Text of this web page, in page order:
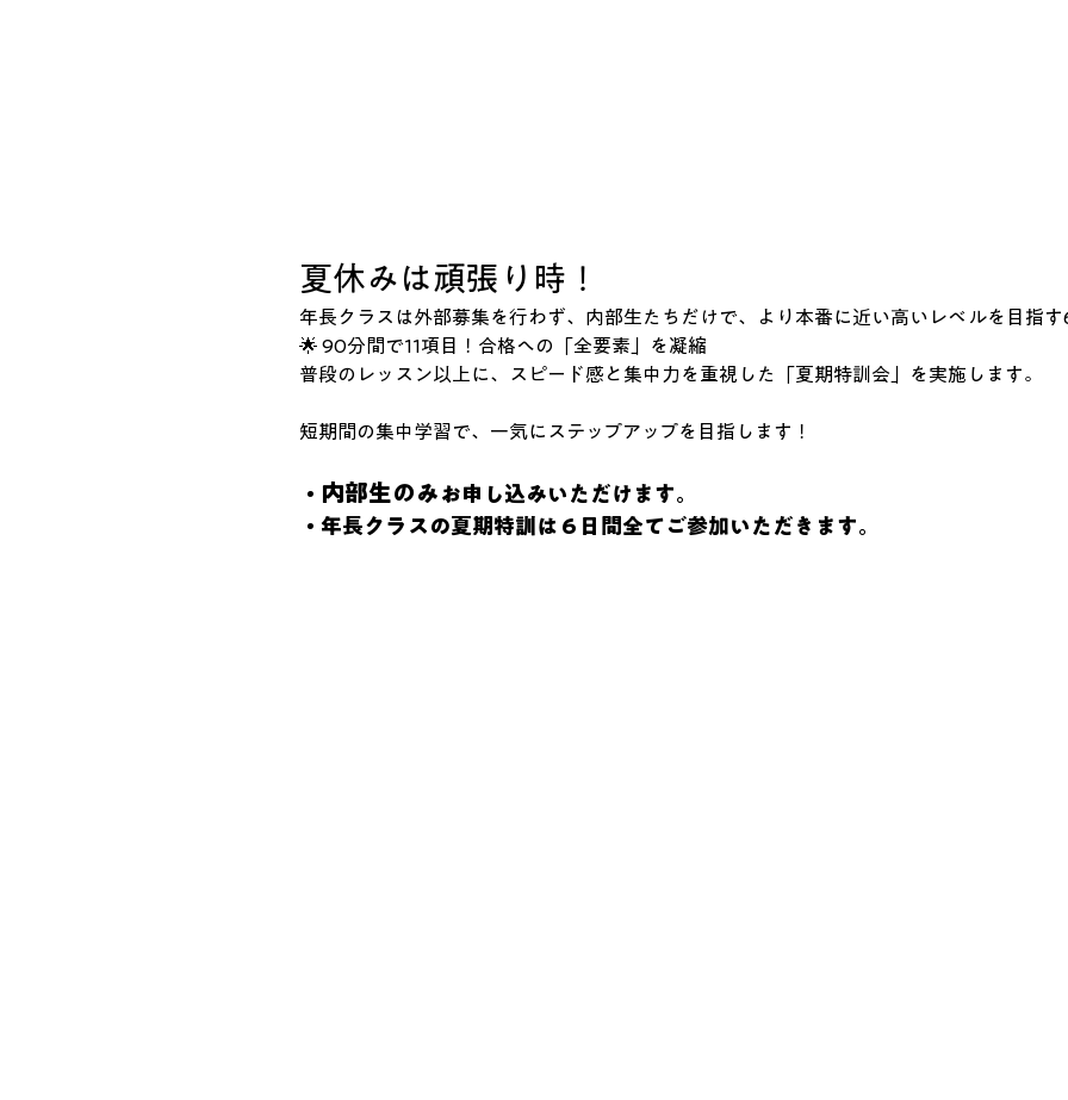
夏休みは頑張り時！
年長クラスは外部募集を行わず、内部生たちだけで、より本番に近い高いレベルを目指
​🌟 90分間で11項目！合格への「全要素」を凝縮
​普段のレッスン以上に、スピード感と集中力を重視した「夏期特訓会」を実施します。
短期間の集中学習で、一気にステップアップを目指します！
・ 内部生のみ お申し込みいただけます。
・年長クラスの夏期特訓は６日間全てご参加いただきます。